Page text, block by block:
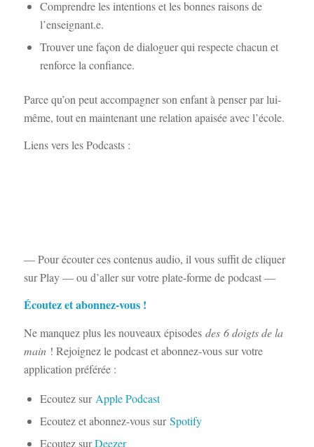
Comprendre les intentions et les bonnes raisons de
l’enseignant.e.
Trouver une façon de dialoguer qui respecte chacun et
renforce la confiance.
Parce qu’on peut accompagner son enfant à penser par lui-
même, tout en maintenant une relation apaisée avec l’école.
Liens vers les Podcasts :
— Pour écouter ces contenus audio, il vous suffit de cliquer
sur Play — ou d’aller sur votre plate-forme de podcast —
Écoutez et abonnez-vous !
Ne manquez plus les nouveaux épisodes des 6 doigts de la
main! Rejoignez le podcast et abonnez-vous sur votre
application préférée :
Ecoutez surApple Podcast
Ecoutez et abonnez-vous surSpotify
Ecoutez surDeezer